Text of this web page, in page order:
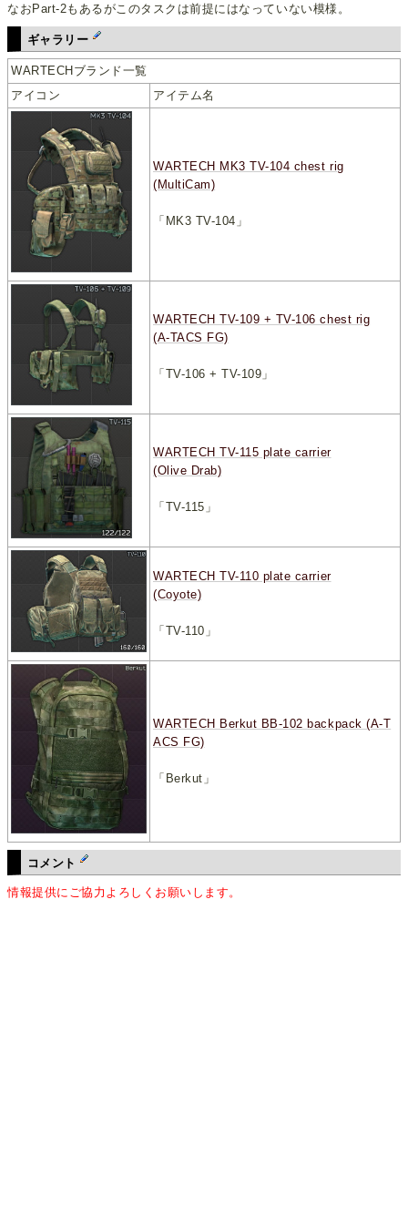
なおPart-2もあるがこのタスクは前提にはなっていない模様。
ギャラリー
WARTECHブランド一覧
アイコン
アイテム名
WARTECH MK3 TV-104 chest rig
(MultiCam)
「MK3 TV-104」
WARTECH TV-109 + TV-106 chest rig
(A-TACS FG)
「TV-106 + TV-109」
WARTECH TV-115 plate carrier
(Olive Drab)
「TV-115」
WARTECH TV-110 plate carrier
(Coyote)
「TV-110」
WARTECH Berkut BB-102 backpack (A-T
ACS FG)
「Berkut」
コメント
情報提供にご協力よろしくお願いします。